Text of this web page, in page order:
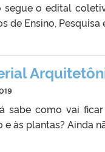
segue o edital
de Ensino,
sabe como vai
e às plantas? Ainda